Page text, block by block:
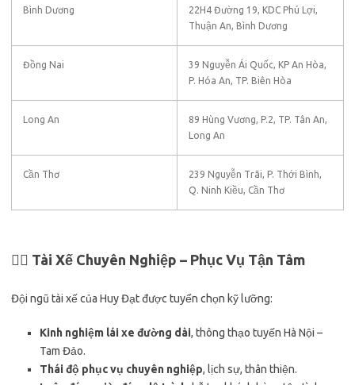
Bình Dương
22H4 Đường 19, KDC Phú Lợi,
Thuận An, Bình Dương
Đồng Nai
39 Nguyễn Ái Quốc, KP An Hòa,
P. Hóa An, TP. Biên Hòa
Long An
89 Hùng Vương, P.2, TP. Tân An,
Long An
Cần Thơ
239 Nguyễn Trãi, P. Thới Bình,
Q. Ninh Kiều, Cần Thơ
👨‍✈️ Tài Xế Chuyên Nghiệp – Phục Vụ Tận Tâm
Đội ngũ tài xế của Huy Đạt được tuyển chọn kỹ lưỡng:
Kinh nghiệm lái xe đường dài, thông thạo tuyến Hà Nội –
Tam Đảo.
Thái độ phục vụ chuyên nghiệp, lịch sự, thân thiện.